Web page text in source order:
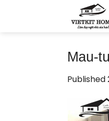
Mau-
Published